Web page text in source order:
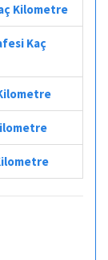
Kilometre
Kaç